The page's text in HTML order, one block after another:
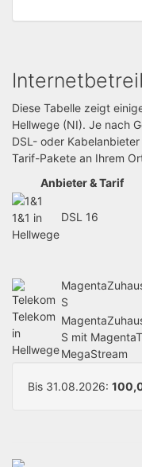
Diese Tabelle zeigt
Hellwege (NI). Je nach
DSL- oder
Tarif-Pakete an Ihrem
Anbieter & Tarif
1&1 in
Hellwege
DSL 16
Telekom
in
Hellwege
S
S mit
MegaStream
Bis 31.08.2026: